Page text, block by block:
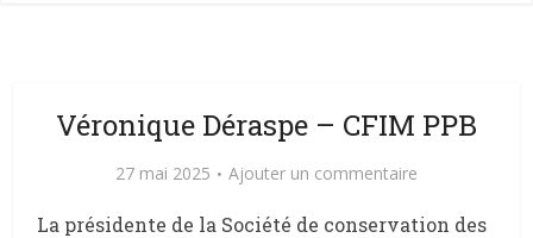
Véronique Déraspe – CFIM PPB
27 mai 2025 Ajouter un commentaire
La présidente de la Société de conservation des